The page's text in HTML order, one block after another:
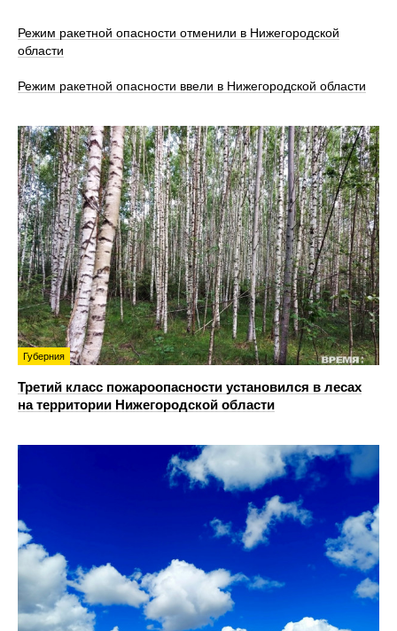
Режим ракетной опасности отменили в Нижегородской
области
Режим ракетной опасности ввели в Нижегородской области
Губерния
Третий класс пожароопасности установился в лесах
на территории Нижегородской области